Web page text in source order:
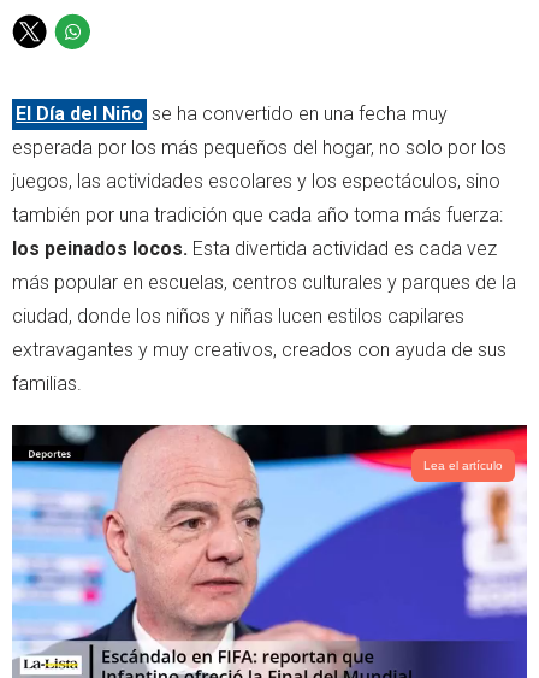
T
i
t
t
r
W
a
t
s
a
p
p
El Día del Niño se ha convertido en una fecha muy
esperada por los más pequeños del hogar, no solo por los
juegos, las actividades escolares y los espectáculos, sino
también por una tradición que cada año toma más fuerza:
los peinados locos. Esta divertida actividad es cada vez
más popular en escuelas, centros culturales y parques de la
ciudad, donde los niños y niñas lucen estilos capilares
extravagantes y muy creativos, creados con ayuda de sus
familias.
Lea el artículo